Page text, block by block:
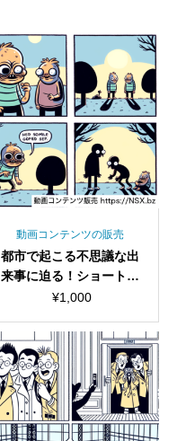
動画コンテンツの販売
都市で起こる不思議な出
来事に迫る！ショート動
画セット
¥1,000